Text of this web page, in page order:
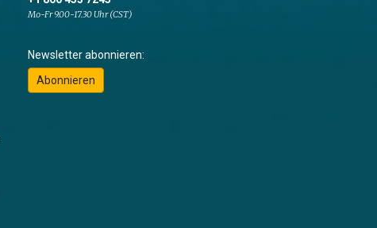
Mo-Fr 9.00-17.30 Uhr (CST)
Newsletter abonnieren:
Abonnieren